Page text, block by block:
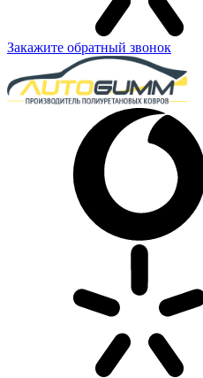
Закажите обратный звонок